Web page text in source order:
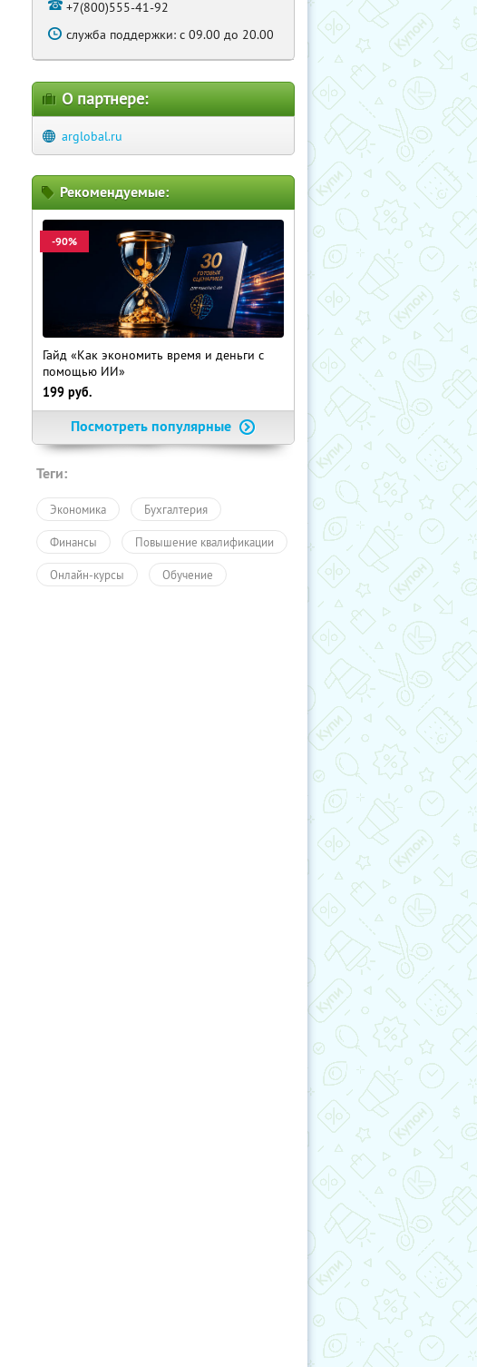
+7(800)555-41-92
служба поддержки: с 09.00 до 20.00
О партнере:
arglobal.ru
Рекомендуемые:
-90%
Гайд «Как экономить время и деньги с
помощью ИИ»
199 руб.
Посмотреть популярные
Теги:
Экономика Бухгалтерия
Финансы Повышение квалификации
Онлайн-курсы Обучение